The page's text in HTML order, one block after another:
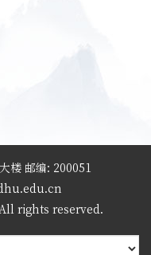
楼 邮编: 200051
rights reserved.